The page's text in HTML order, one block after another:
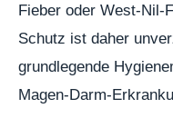
Fieber oder West-Nil-
Schutz ist daher
grundlegende
Magen-Darm-